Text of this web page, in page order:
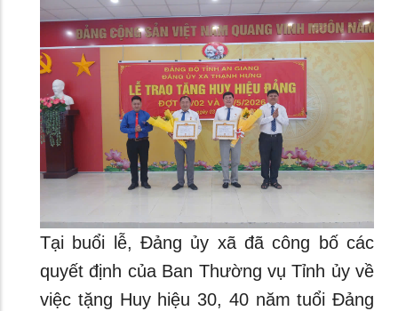
Tại buổi lễ, Đảng ủy xã đã công bố các
quyết định của Ban Thường vụ Tỉnh ủy về
việc tặng Huy hiệu 30, 40 năm tuổi Đảng